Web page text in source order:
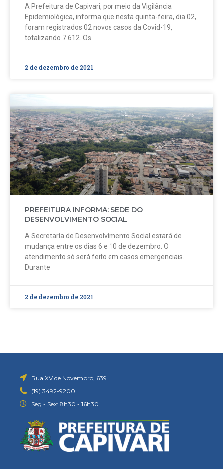
A Prefeitura de Capivari, por meio da Vigilância
Epidemiológica, informa que nesta quinta-feira, dia 02,
foram registrados 02 novos casos da Covid-19,
totalizando 7.612. Os
2 de dezembro de 2021
PREFEITURA INFORMA: SEDE DO
DESENVOLVIMENTO SOCIAL
A Secretaria de Desenvolvimento Social estará de
mudança entre os dias 6 e 10 de dezembro. O
atendimento só será feito em casos emergenciais.
Durante
2 de dezembro de 2021
Rua XV de Novembro, 639
(19) 3492-9200
Seg - Sex: 8h30 - 16h30